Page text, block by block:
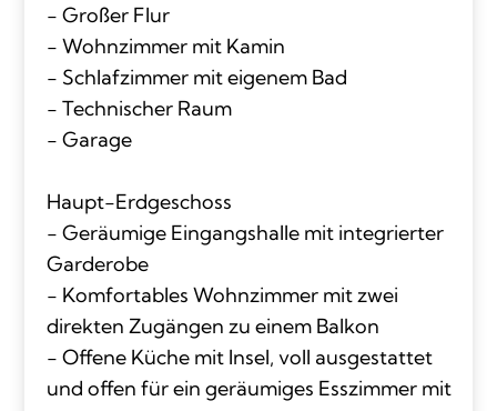
- Großer Flur
- Wohnzimmer mit Kamin
- Schlafzimmer mit eigenem Bad
- Technischer Raum
- Garage
Haupt-Erdgeschoss
- Geräumige Eingangshalle mit integrierter
Garderobe
- Komfortables Wohnzimmer mit zwei
direkten Zugängen zu einem Balkon
- Offene Küche mit Insel, voll ausgestattet
und offen für ein geräumiges Esszimmer mit